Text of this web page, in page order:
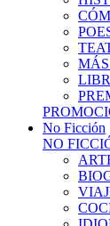
No Ficción
NO